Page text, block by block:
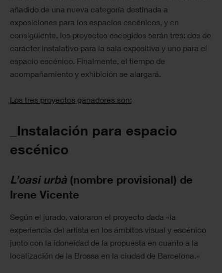
añadido de una nueva categoría destinada a
exposiciones para los espacios escénicos, y en
consiguiente, los proyectos escogidos serán tres: dos de
carácter instalativo para la sala expositiva y uno para el
espacio escénico. Finalmente, el tiempo de
acompañamiento y exhibición se alargará.
Los tres proyectos ganadores son:
_Instalación para espacio
escénico
L’oasi urbà(nombre provisional) de
Irene Vicente
Según el jurado, valoraron el proyecto dada «la
experiencia del artista en los ámbitos visual y escénico
junto con la idoneidad de la propuesta en cuanto a la
localización de la Brossa en la ciudad de Barcelona.»